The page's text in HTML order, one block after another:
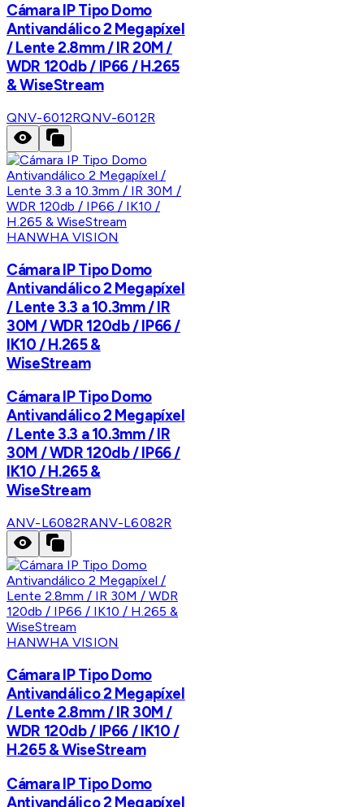
Cámara IP Tipo Domo
Antivandálico 2 Megapíxel
/ Lente 2.8mm / IR 20M /
WDR 120db / IP66 / H.265
& WiseStream
QNV-6012RQNV-6012R
HANWHA VISION
Cámara IP Tipo Domo
Antivandálico 2 Megapíxel
/ Lente 3.3 a 10.3mm / IR
30M / WDR 120db / IP66 /
IK10 / H.265 &
WiseStream
Cámara IP Tipo Domo
Antivandálico 2 Megapíxel
/ Lente 3.3 a 10.3mm / IR
30M / WDR 120db / IP66 /
IK10 / H.265 &
WiseStream
ANV-L6082RANV-L6082R
HANWHA VISION
Cámara IP Tipo Domo
Antivandálico 2 Megapíxel
/ Lente 2.8mm / IR 30M /
WDR 120db / IP66 / IK10 /
H.265 & WiseStream
Cámara IP Tipo Domo
Antivandálico 2 Megapíxel